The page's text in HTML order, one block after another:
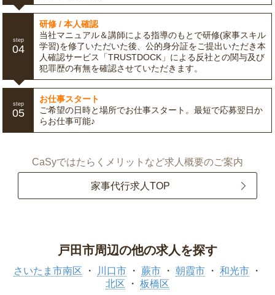
step
04
研修 / 本人確認
当社マニュアル＆講師による指導のもとで研修(家事スキル
学習)を修了いただいた後、公的身分証をご提出いただき本
人確認サービス「TRUSTDOCK」による反社との関与及び
犯罪歴の有無を確認させていただきます。
step
05
お仕事スタート
ご希望の日時と場所でお仕事スタート。最短で応募翌日か
らお仕事可能♪
CaSyではたらくメリットなど求人概要のご案内
家事代行求人TOP
戸田市周辺の他の求人を探す
さいたま市南区 川口市 蕨市 朝霞市
和光市
北区
板橋区